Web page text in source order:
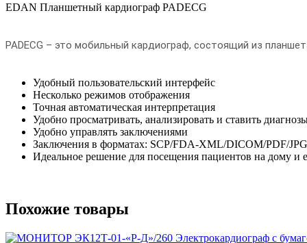
EDAN Планшетный кардиограф PADECG
PADECG – это мобильный кардиограф, состоящий из
Удобный пользовательский интерфейс
Несколько режимов отображения
Точная автоматическая интерпретация
Удобно просматривать, анализировать и ставить
Удобно управлять заключениями
Заключения в форматах: SCP/FDA-XML/DICOM/PDF/
Идеальное решение для посещения пациентов на дому и
Похожие товары